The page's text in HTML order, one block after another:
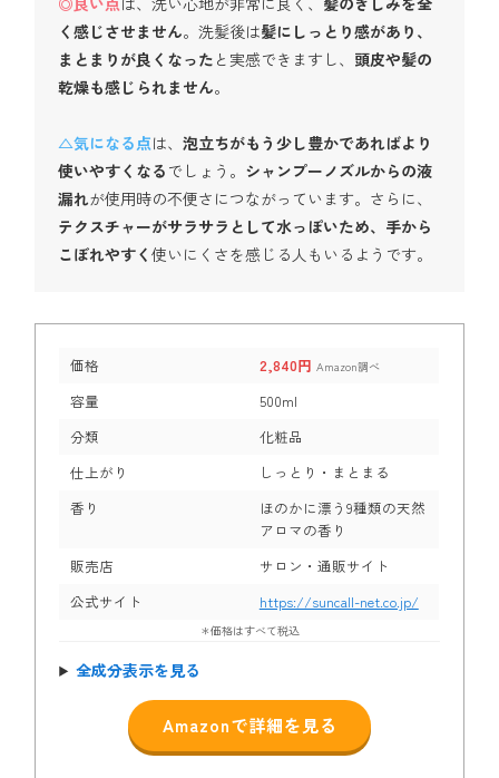
く感じさせません。洗髪後は髪にしっとり感があり、
まとまりが良くなった と実感できますし、 頭皮や髪の
乾燥も感じられません。
△気になる点は、泡立ちがもう少し豊かであればより
使いやすくなる でしょう。 シャンプーノズルからの液
漏れが使用時の不便さにつながっています。さらに、
テクスチャーがサラサラとして水っぽいため、手から
こぼれやすく使いにくさを感じる人もいるようです。
価格 2,840円 Amazon調べ
容量
500ml
分類
化粧品
仕上がり
しっとり・まとまる
香り
ほのかに漂う9種類の天然
アロマの香り
販売店
サロン・通販サイト
公式サイト
https://suncall-net.co.jp/
＊価格はすべて税込
全成分表示を見る
Amazonで詳細を見る